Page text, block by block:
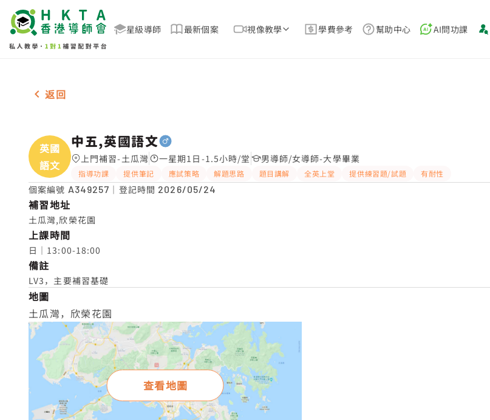
星級導師 最新個案 視像教學 學費參考 幫助中心 AI問功課
男-1名 中五,英國語文，土瓜灣 補習推介
返回
英國
語文
中五,英國語文
上門補習-土瓜灣 一星期1日-1.5小時/堂 男導師/女導師-大學畢業
指導功課 提供筆記 應試策略 解題思路 題目講解 全英上堂 提供練習題/試題 有耐性
個案編號 A349257 ｜登記時間 2026/05/24
補習地址
土瓜灣,欣榮花園
上課時間
日｜13:00-18:00
備註
LV3，主要補習基礎
地圖
土瓜灣，欣榮花園
查看地圖